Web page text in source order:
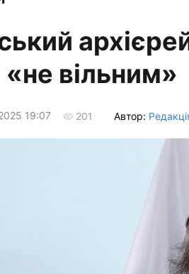
вільним»
19:07 201 Автор: